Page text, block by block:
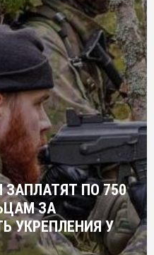
ПО 750
ЗА
УКРЕПЛЕНИЯ У